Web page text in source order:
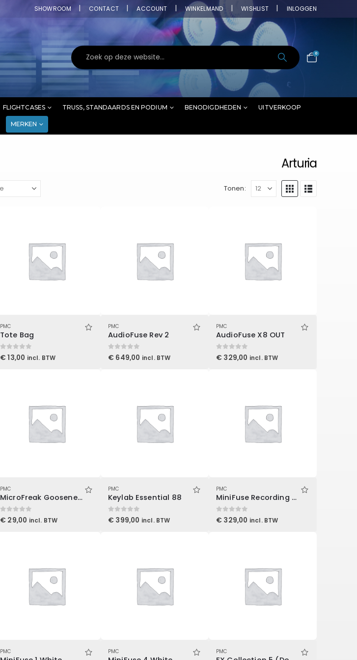
SHOWROOM CONTACT ACCOUNT WINKELMAND WISHLIST INLOGGEN
0
FLIGHTCASES TRUSS, STANDAARDS EN PODIUM BENODIGDHEDEN UITVERKOOP
MERKEN
Arturia
Tonen:
PMC
Tote Bag
0out of 5
€ 13,00 incl. BTW
PMC
AudioFuse Rev 2
0out of 5
€ 649,00 incl. BTW
PMC
AudioFuse X8 OUT
0out of 5
€ 329,00 incl. BTW
PMC
MicroFreak Gooseneck Microphone
0out of 5
€ 29,00 incl. BTW
PMC
Keylab Essential 88
0out of 5
€ 399,00 incl. BTW
PMC
MiniFuse Recording Pack White
0out of 5
€ 329,00 incl. BTW
PMC PMC PMC